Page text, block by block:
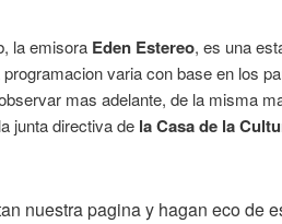
la emisora Eden Estereo, es una
varia con base en los
mas adelante, de la misma
junta directiva de la Casa de la
nuestra pagina y hagan eco de